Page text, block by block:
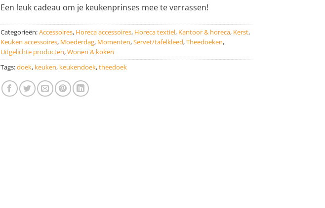
Een leuk cadeau om je keukenprinses mee te verrassen!
Categorieën:Accessoires, Horeca accessoires, Horeca textiel, Kantoor & horeca, Kerst,
Keuken accessoires, Moederdag, Momenten,Servet/tafelkleed,Theedoeken,
Uitgelichte producten,Wonen & koken
Tags:doek, keuken, keukendoek,theedoek